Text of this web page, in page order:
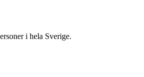
i hela Sverige.